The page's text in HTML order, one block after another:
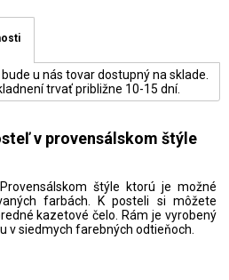
u nás tovar dostupný na sklade.
trvať približne 10-15 dní.
v provensálskom štýle
štýle ktorú je možné
farbách. K posteli si môžete
kazetové čelo. Rám je vyrobený
v siedmych farebných odtieňoch.